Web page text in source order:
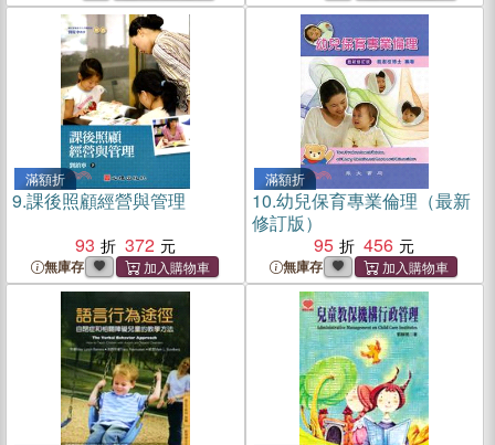
滿額折
9.課後照顧經營與管理
93
372
無庫存
滿額折
10.幼兒保育專業倫理（最新
修訂版）
95
456
無庫存